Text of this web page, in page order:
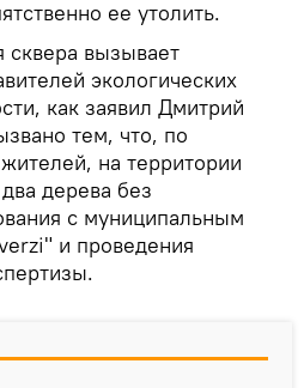
ее утолить.
сквера вызывает
экологических
как заявил Дмитрий
тем, что, по
на территории
дерева без
с муниципальным
и проведения